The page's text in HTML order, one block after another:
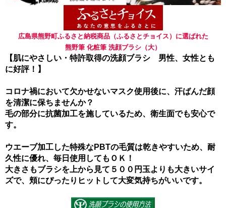
広島県熊野町ふるさと納税商品（ふるさとチョイス）に選ばれた
熊野筆 化粧筆 洗顔ブラシ（大）
【肌にやさしい・特許取得の洗顔ブラシ 男性、女性とも
に好評！】
コロナ禍において欠かせないマスク使用後に、汗ばんだ顔
を清潔に保ちませんか？
毛の部分に抗菌加工を施しているため、衛生面でも安心で
す。
ウエーブ加工した特殊なPBTの毛質は乾きやすいため、耐
久性に優れ、毎日使用してもＯＫ！
大きさもブラシを上から見て５００円玉よりも大きいサイ
ズで、頬にぴったりヒットして大変気持ちがいいです。